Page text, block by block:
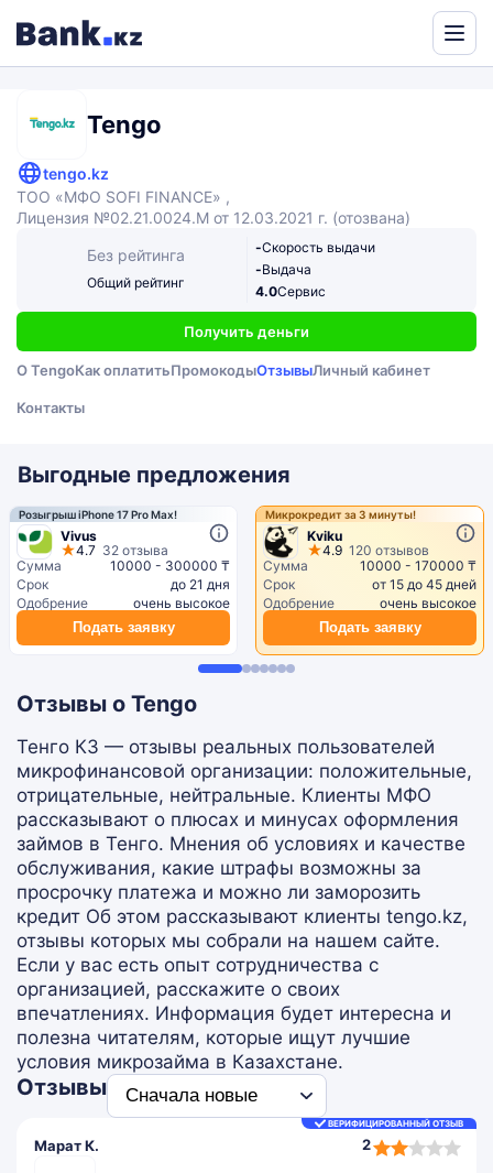
Tengo
tengo.kz
ТОО «МФО SOFI FINANCE» ,
Лицензия №02.21.0024.M от 12.03.2021 г. (отозвана)
Без рейтинга
Общий рейтинг
-Скорость выдачи
-Выдача
4.0Сервис
Получить деньги
О TengoКак оплатитьПромокодыОтзывыЛичный кабинет
Контакты
Выгодные предложения
Розыгрыш iPhone 17 Pro Max!
Vivus
4.7 32 отзыва
Сумма
10000 - 300000 ₸
Срок
до 21 дня
Одобрение
очень высокое
Подать заявку
Микрокредит за 3 минуты!
Kviku
4.9 120 отзывов
Сумма
10000 - 170000 ₸
Срок
от 15 до 45 дней
Одобрение
очень высокое
Подать заявку
Отзывы о Tengo
Тенго КЗ — отзывы реальных пользователей
микрофинансовой организации: положительные,
отрицательные, нейтральные. Клиенты МФО
рассказывают о плюсах и минусах оформления
займов в Тенго. Мнения об условиях и качестве
обслуживания, какие штрафы возможны за
просрочку платежа и можно ли заморозить
кредит Об этом рассказывают клиенты tengo.kz,
отзывы которых мы собрали на нашем сайте.
Если у вас есть опыт сотрудничества с
организацией, расскажите о своих
впечатлениях. Информация будет интересна и
полезна читателям, которые ищут лучшие
условия микрозайма в Казахстане.
Отзывы
Марат К.
ВЕРИФИЦИРОВАННЫЙ ОТЗЫВ
2
2,0
rating